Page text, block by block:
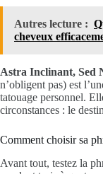
Autres lecture :
cheveux
Astra Inclinant, Sed
n’obligent pas) est
tatouage personnel.
circonstances : le
Comment choisir sa
Avant tout, testez la